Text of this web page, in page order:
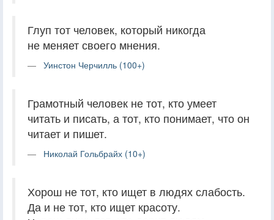
Глуп тот человек, который никогда
не меняет своего мнения.
Уинстон Черчилль (100+)
Грамотный человек не тот, кто умеет
читать и писать, а тот, кто понимает, что он
читает и пишет.
Николай Гольбрайх (10+)
Хорош не тот, кто ищет в людях слабость.
Да и не тот, кто ищет красоту.